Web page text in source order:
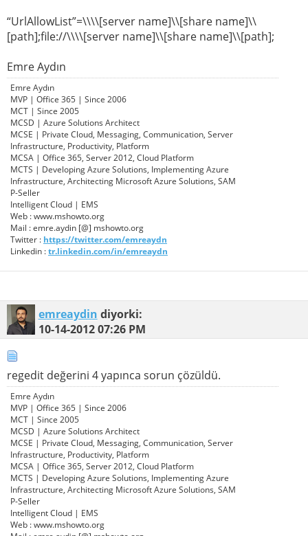
“UrlAllowList”=\\\\[server name]\\[share name]\\
[path];file://\\\\[server name]\\[share name]\\[path];
Emre Aydın
Emre Aydın
MVP | Office 365 | Since 2006
MCT | Since 2005
MCSD | Azure Solutions Architect
MCSE | Private Cloud, Messaging, Communication, Server
Infrastructure, Productivity, Platform
MCSA | Office 365, Server 2012, Cloud Platform
MCTS | Developing Azure Solutions, Implementing Azure
Infrastructure, Architecting Microsoft Azure Solutions, SAM
P-Seller
Intelligent Cloud | EMS
Web : www.mshowto.org
Mail : emre.aydin [@] mshowto.org
Twitter : https://twitter.com/emreaydn
Linkedin :tr.linkedin.com/in/emreaydn
emreaydin diyorki:
10-14-201207:26 PM
regedit değerini 4 yapınca sorun çözüldü.
Emre Aydın
MVP | Office 365 | Since 2006
MCT | Since 2005
MCSD | Azure Solutions Architect
MCSE | Private Cloud, Messaging, Communication, Server
Infrastructure, Productivity, Platform
MCSA | Office 365, Server 2012, Cloud Platform
MCTS | Developing Azure Solutions, Implementing Azure
Infrastructure, Architecting Microsoft Azure Solutions, SAM
P-Seller
Intelligent Cloud | EMS
Web : www.mshowto.org